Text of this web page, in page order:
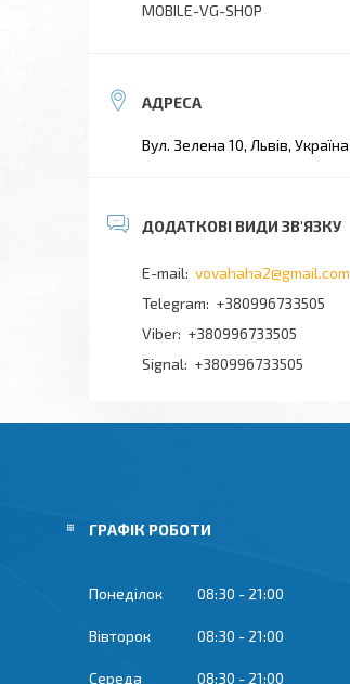
MOBILE-VG-SHOP
Вул. Зелена 10, Львів, Україна
vovahaha2@gmail.com
+380996733505
+380996733505
Signal
+380996733505
ГРАФІК РОБОТИ
Понеділок 08:30 21:00
Вівторок 08:30 21:00
Середа 08:30 21:00